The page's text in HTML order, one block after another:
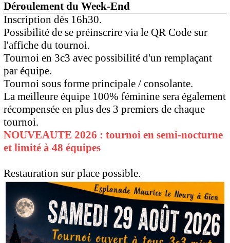
Déroulement du Week-End
Inscription dès 16h30.
Possibilité de se préinscrire via le QR Code sur
l'affiche du tournoi.
Tournoi en 3c3 avec possibilité d'un remplaçant
par équipe.
Tournoi sous forme principale / consolante.
La meilleure équipe 100% féminine sera également
récompensée en plus des 3 premiers de chaque
tournoi.
NOUVEAUTE 2026 : tournoi en semi-nocturne
et limité à 48 équipes
Restauration sur place possible.